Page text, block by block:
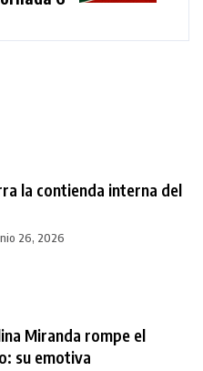
la contienda interna del
26, 2026
Miranda rompe el
su emotiva